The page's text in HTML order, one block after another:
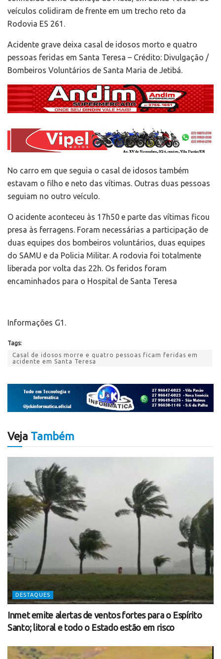
veículos colidiram de frente em um trecho reto da
Rodovia ES 261.
Acidente grave deixa casal de idosos morto e quatro
pessoas feridas em Santa Teresa – Crédito: Divulgação /
Bombeiros Voluntários de Santa Maria de Jetibá.
No carro em que seguia o casal de idosos também
estavam o filho e neto das vítimas. Outras duas pessoas
seguiam no outro veículo.
O acidente aconteceu às 17h50 e parte das vítimas ficou
presa às ferragens. Foram necessárias a participação de
duas equipes dos bombeiros voluntários, duas equipes
do SAMU e da Policia Militar. A rodovia foi totalmente
liberada por volta das 22h. Os feridos foram
encaminhados para o Hospital de Santa Teresa
Informações G1.
Tags:
Casal de idosos morre e quatro pessoas ficam feridas em
acidente em Santa Teresa
Veja Também
DESTAQUES
Inmet emite alertas de ventos fortes para o Espírito
Santo; litoral e todo o Estado estão em risco